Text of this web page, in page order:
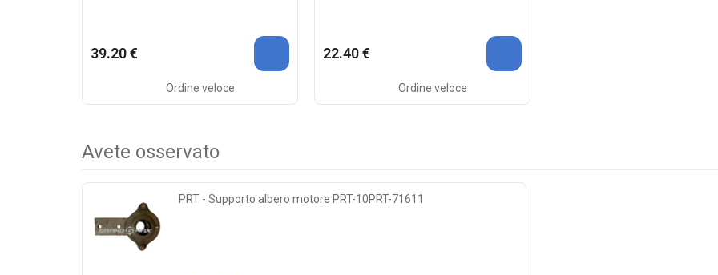
39.20 €
Ordine veloce
22.40 €
Ordine veloce
Avete osservato
PRT - Supporto albero motore PRT-10PRT-71611